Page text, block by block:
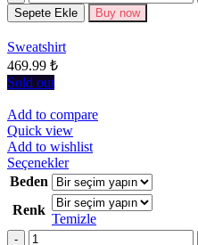
Seçenekler
Sepete Ekle Buy now
Sweatshirt
469.99 ₺
Sold out
Add to compare
Quick view
Add to wishlist
SeçeneklerBu
ürünün
birden
fazla
varyasyonu
Beden
Renk
Temizle
Miktar